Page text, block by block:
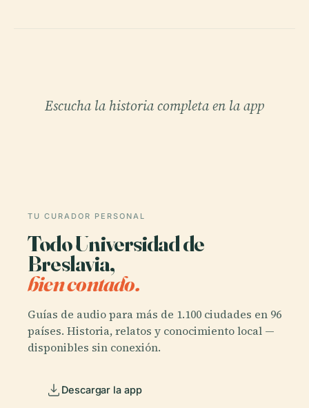
Escucha la historia completa en la app
TU CURADOR PERSONAL
Todo Universidad de
Breslavia,
bien contado.
Guías de audio para más de 1.100 ciudades en 96
países. Historia, relatos y conocimiento local —
disponibles sin conexión.
Descargar la app